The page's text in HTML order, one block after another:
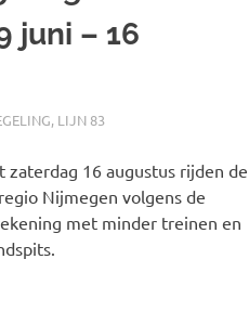
juni – 16
, LIJN 83
16 augustus rijden de
Nijmegen volgens de
met minder treinen en